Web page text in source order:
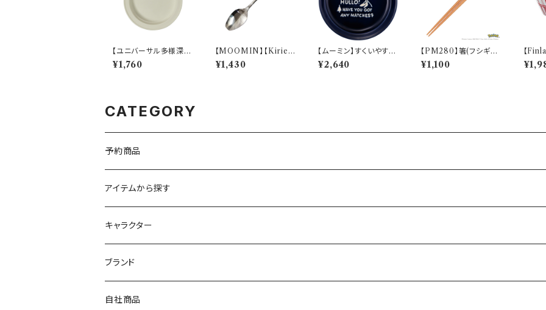
【ユニバーサル多様深
皿】【すくいやすいうつ
わ】21cm ディーププレ
¥1,760
【MOOMIN】【Kirie
(キリエ)】すくいやすいス
プーン（ムーミン）【MM
¥1,430
【ムーミン】すくいやすい
カレー皿（スナフキン）
【MM9000】MM900
¥2,640
【PM280】箸(フシギダ
ネ)【Daily Sketch】P
M281-840
¥1,100
【
（レッ
CATEGORY
予約商品
アイテムから探す
九谷焼
マグ＆カップ
プレート
キャラクター
ムーミン
80th記念アイテム
MOOMIN ANIMATION
ブランド
LA AMYS(エミーズ)
自社商品